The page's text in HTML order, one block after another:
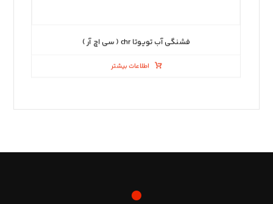
فشنگی آب تویوتا chr ( سی اچ آر )
اطلاعات بیشتر